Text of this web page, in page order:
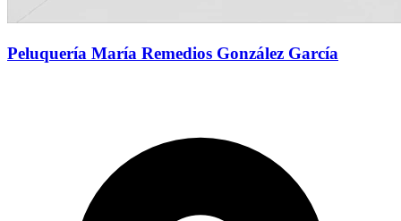
Peluquería María Remedios González García